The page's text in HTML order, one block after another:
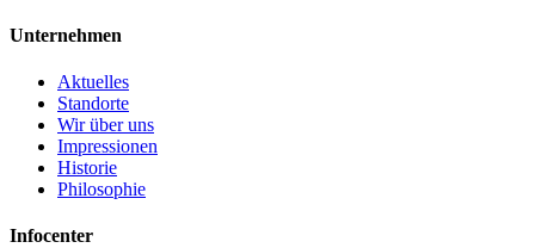
Unternehmen
Aktuelles
Standorte
Wir über uns
Impressionen
Historie
Philosophie
Infocenter